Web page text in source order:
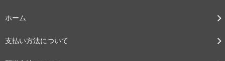
ホーム
支払い方法について